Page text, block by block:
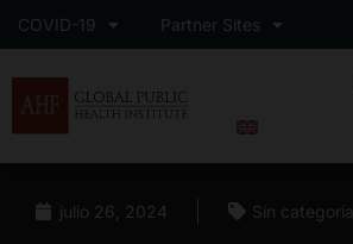
COVID-19 Partner Sites
julio 26, 2024 Sin categoría